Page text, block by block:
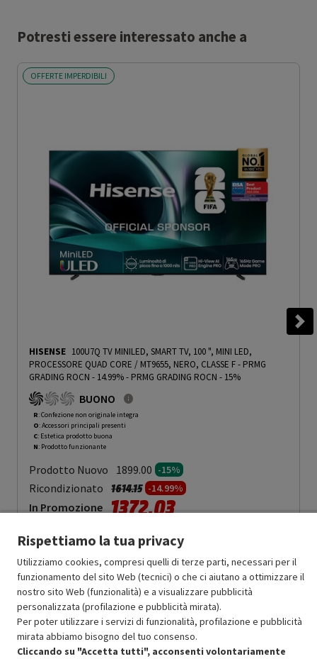
Potresti essere interessato anche a
OFFERTE IMPERDIBILI
HISENSE 100U7Q TV MINILED, SMART TV, 100 ", MINI LED,
PROCESSORE QUAD CORE / MT9655, NERO, CLASSE F - PRMG
GRADING ROCN - 14.99%- PRMG GRADING ROCN - 15%
BUONO
R: Confezione non originale integra
O: Accessori principali presenti
C: Estetica prodotto buona
N: Prodotto funzionante
Prodotto Nuovo 1899.00 -15%
Ricondizionato Prezzo ridotto da
1614.15a-14.99%
In Promozione 1372.03
Aggiungi al carrello
OFFERTE IMPERDIBILI
Risparmio garantito rispetto al corrispondente prodotto nuovo.
Rispettiamo la tua privacy
Utilizziamo cookies, compresi quelli di terze parti, necessari per il
funzionamento del sito Web (tecnici) o che ci aiutano a ottimizzare il
nostro sito Web (funzionalità) e a visualizzare pubblicità
personalizzata (profilazione e pubblicità mirata).
Per poter utilizzare i servizi di funzionalità, profilazione e pubblicità
mirata abbiamo bisogno del tuo consenso.
Cliccando su "Accetta tutti", acconsenti volontariamente